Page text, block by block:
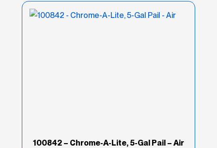
100842 – Chrome-A-Lite, 5-Gal Pail – Air